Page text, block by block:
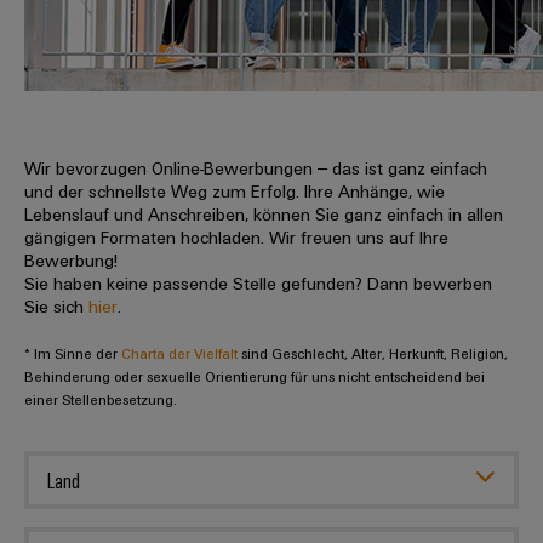
erlebbar
werden.
Datencenter
Produkte
für
Rechenzentren
–
effizient,
zuverlässig,
skalierbar
Energiespeicher
Lösungen
und
Anschlusstechnologie
DC-
u-
OS
Edge
Computing
Industrial
5G
Single
Leiterplattenklemmen
Gehäusesysteme
komponenten
Kabeleinführungssysteme
und
-
komponenten
Anschlussleitungen,
Patchkabel
Fast
Delivery
Beratung
und
digitale
Planung
easyConnect
-
Ihre
uns
Promotionfahrzeug
Distribution
Info
für
unsere
Partner
Vertrieb
Weidmüller
Zahlen
Unser
Vorstand
Nachhaltigkeit
Academy
People
Karriere
Stellen
für
Berufserfahrene
Für
Studierende
Werkstudententätigkeiten
Praktika
Abschlussarbeiten
Wir bevorzugen Online-Bewerbungen – das ist ganz einfach
und der schnellste Weg zum Erfolg. Ihre Anhänge, wie
Lebenslauf und Anschreiben, können Sie ganz einfach in allen
gängigen Formaten hochladen. Wir freuen uns auf Ihre
Bewerbung!
Sie haben keine passende Stelle gefunden? Dann bewerben
Sie sichhier
* Im Sinne der Charta der Vielfalt sind Geschlecht, Alter, Herkunft, Religion,
Behinderung oder sexuelle Orientierung für uns nicht entscheidend bei
einer Stellenbesetzung.
Land